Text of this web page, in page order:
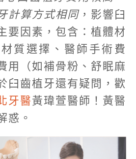
計算方式相同 ，影響臼
要因素，包含：植體材
質選擇、醫師手術費
用（如補骨粉、舒眠麻
臼齒植牙還有疑問，歡
牙醫黃瑋萱醫師！黃醫
惑。